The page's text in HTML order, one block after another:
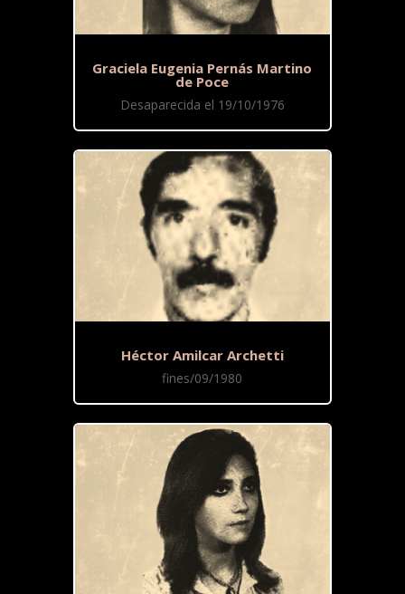
Graciela Eugenia Pernás Martino
de Poce
Desaparecida el 19/10/1976
Héctor Amilcar Archetti
fines/09/1980